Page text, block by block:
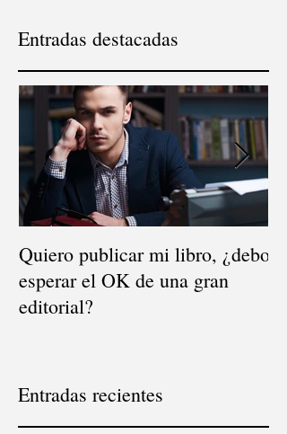
Entradas destacadas
Quiero publicar mi libro, ¿debo
esperar el OK de una gran
editorial?
Entradas recientes